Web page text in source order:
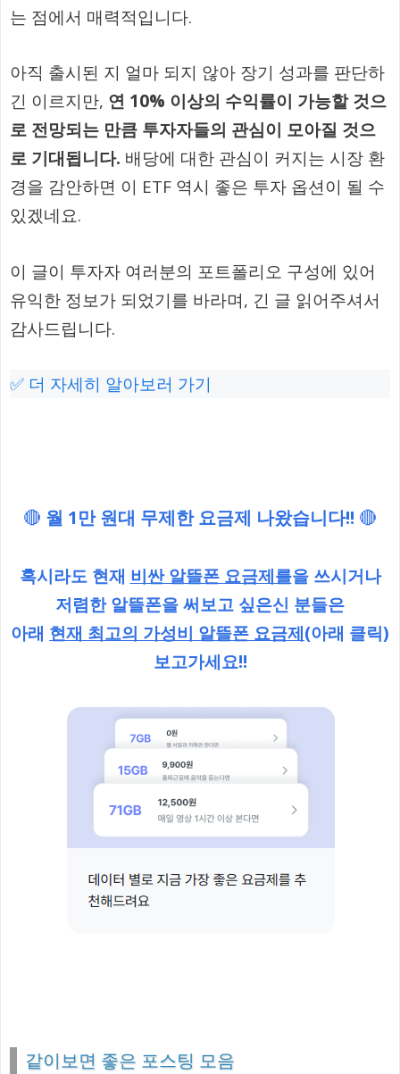
는 점에서 매력적입니다.
아직 출시된 지 얼마 되지 않아 장기 성과를 판단하
긴 이르지만, 연 10% 이상의 수익률이 가능할 것으
로 전망되는 만큼 투자자들의 관심이 모아질 것으
로 기대됩니다. 배당에 대한 관심이 커지는 시장 환
경을 감안하면 이 ETF 역시 좋은 투자 옵션이 될 수
있겠네요.
이 글이 투자자 여러분의 포트폴리오 구성에 있어
유익한 정보가 되었기를 바라며, 긴 글 읽어주셔서
감사드립니다.
✅ 더 자세히 알아보러 가기
🔴 월 1만 원대 무제한 요금제 나왔습니다!! 🔴
혹시라도 현재 비싼 알뜰폰 요금제를을 쓰시거나
저렴한 알뜰폰을 써보고 싶은신 분들은
아래 현재 최고의 가성비 알뜰폰 요금제(아래 클릭)
보고가세요!!
같이보면 좋은 포스팅 모음